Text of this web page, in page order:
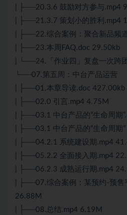
| ├──20.3.6 鼓励对方参与.mp4
| ├──21.3.7 策划小的胜利.mp4
| ├──22.综合案例：聚合新品频
| ├──23.本周FAQ.doc 29.50kb
| └──24.「作业四」复盘一次跨
└──07.第五周：中台产品运营
| ├──01.本章导读.doc 427.00kb
| ├──02.0 引言.mp4 4.75M
| ├──03.1 中台产品的“生命周期
| ├──03.1 中台产品的“生命周期
| ├──04.2.1 系统建设期.mp4
| ├──05.2.2 全面接入期.mp4
| ├──06.2.3 成熟运行期.mp4
| ├──07.综合案例：某预约-预售
26.88M
| ├──08.总结.mp4 6.19M